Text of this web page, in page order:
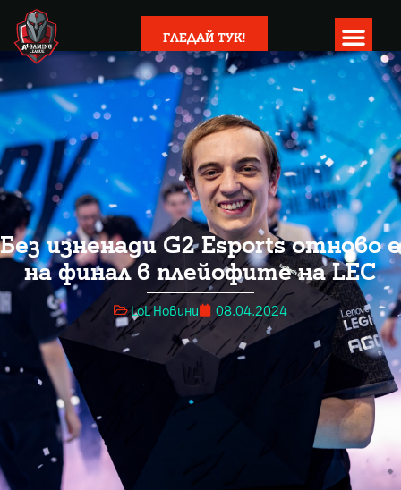
ГЛЕДАЙ ТУК!
Без изненади G2 Esports отново е
на финал в плейофите на LEC
LoL Новини 08.04.2024